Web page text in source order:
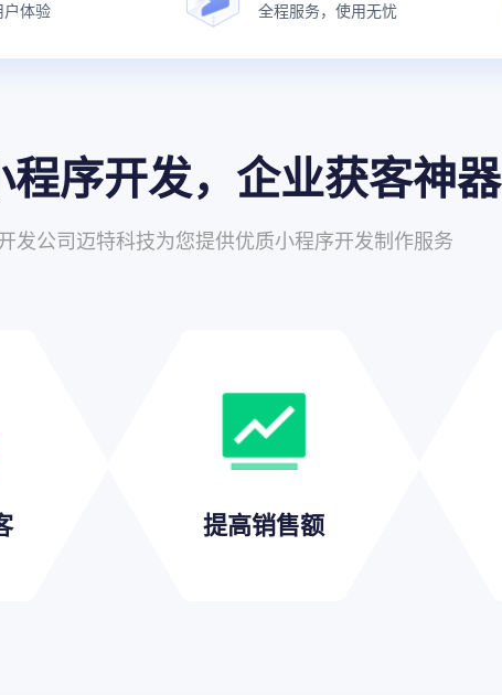
户体验 全程服务，使用无忧
程序开发，企业获客神器
发公司迈特科技为您提供优质小程序开发制作服务
提高销售额